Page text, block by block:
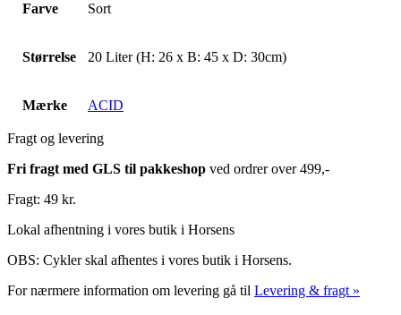
Farve Sort
Størrelse 20 Liter (H: 26 x B: 45 x D: 30cm)
Mærke ACID
Fragt og levering
Fri fragt med GLS til pakkeshop ved ordrer over 499,-
Fragt: 49 kr.
Lokal afhentning i vores butik i Horsens
OBS: Cykler skal afhentes i vores butik i Horsens.
For nærmere information om levering gå til Levering & fragt »